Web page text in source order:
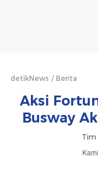
detikNews Berita
Aksi
Busway